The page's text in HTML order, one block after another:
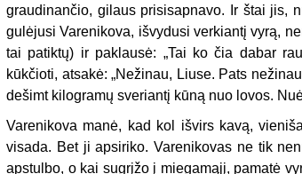
graudinančio, gilaus prisisapnavo. Ir štai jis,
gulėjusi Varenikova, išvydusi verkiantį vyrą,
tai patiktų) ir paklausė: „Tai ko čia dabar
kūkčioti, atsakė: „Nežinau, Liuse. Pats
dešimt kilogramų sveriantį kūną nuo lovos.
Varenikova manė, kad kol išvirs kavą,
visada. Bet ji apsiriko. Varenikovas ne tik
apstulbo, o kai sugrįžo į miegamąjį, pamatė